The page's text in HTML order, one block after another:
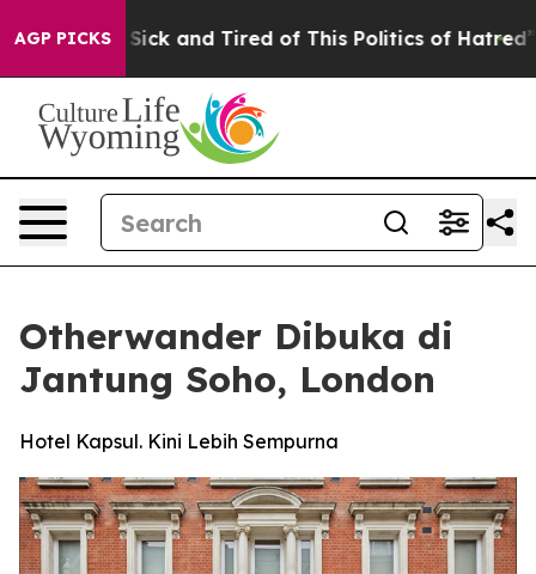
AGP PICKS
Are Sick and Tired of This Politics of Hatred” The
Otherwander Dibuka di
Jantung Soho, London
Hotel Kapsul. Kini Lebih Sempurna